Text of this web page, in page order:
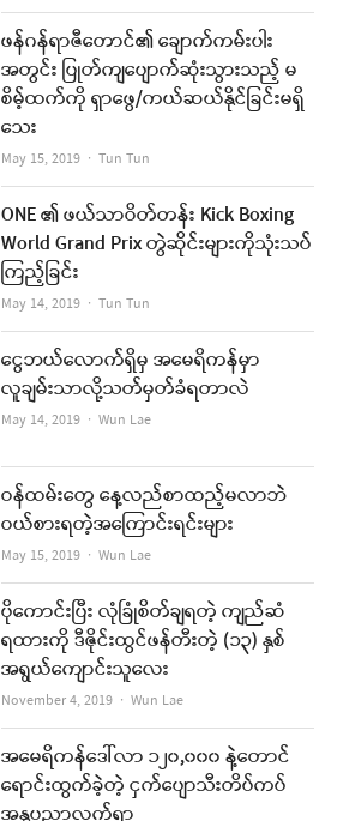
ဖန်ဂန်ရာဇီတောင်၏ ချောက်ကမ်းပါး
အတွင်း ပြုတ်ကျပျောက်ဆုံးသွားသည့် မ
စိမ့်ထက်ကို ရှာဖွေ/ကယ်ဆယ်နိုင်ခြင်းမရှိ
သေး
May 15, 2019 Author
Tun Tun
ONE ၏ ဖယ်သာဝိတ်တန်း Kick Boxing
World Grand Prix တွဲဆိုင်းများကိုသုံးသပ်
ကြည့်ခြင်း
May 14, 2019 Author
Tun Tun
ငွေဘယ်လောက်ရှိမှ အမေရိကန်မှာ
လူချမ်းသာလို့သတ်မှတ်ခံရတာလဲ
May 14, 2019 Author
Wun Lae
ဝန်ထမ်းတွေ နေ့လည်စာထည့်မလာဘဲ
ဝယ်စားရတဲ့အကြောင်းရင်းများ
May 15, 2019 Author
Wun Lae
ပိုကောင်းပြီး လုံခြုံစိတ်ချရတဲ့ ကျည်ဆံ
ရထားကို ဒီဇိုင်းထွင်ဖန်တီးတဲ့ (၁၃) နှစ်
အရွယ်ကျောင်းသူလေး
November 4, 2019 Author
Wun Lae
အမေရိကန်ဒေါ်လာ ၁၂၀,၀၀၀ နဲ့တောင်
ရောင်းထွက်ခဲ့တဲ့ ငှက်ပျောသီးတိပ်ကပ်
အနုပညာလက်ရာ